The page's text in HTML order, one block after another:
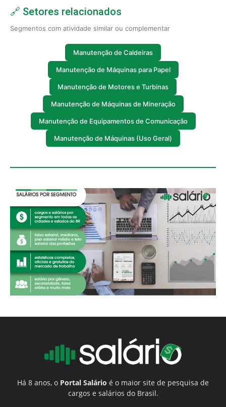
🔗 Setores relacionados
Segmentos com atividade similar ou complementar
Manutenção de Caldeiras
Manutenção de Máquinas para Papel
Manutenção de Motores e Turbinas
Manutenção de Máquinas de Mineração
Manutenção de Equipamentos de Comunicação
Manutenção de Máquinas (Uso Geral)
Há 8 anos, o Portal Salário é o maior site de pesquisa de
cargos e salários do Brasil.